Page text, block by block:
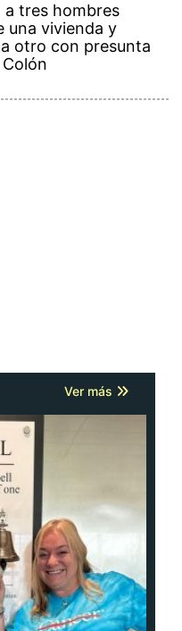
a tres hombres
una vivienda y
otro con presunta
Ver más